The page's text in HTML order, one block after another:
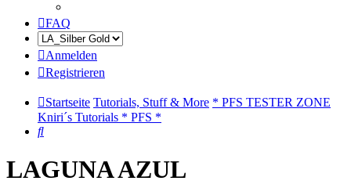
FAQ
Anmelden
Registrieren
Startseite Tutorials, Stuff & More * PFS TESTER ZONE
Kniri´s Tutorials * PFS *
Suche
LAGUNA AZUL